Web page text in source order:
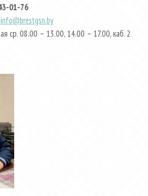
01-76
info@brestgsn.by
ср. 08.00 – 13.00, 14.00 – 17.00, каб. 2